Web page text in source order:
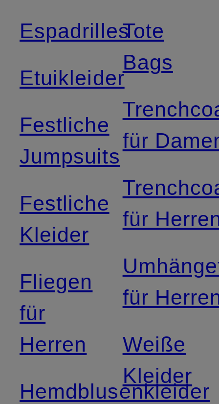
Espadrilles
Etuikleider
Festliche
Jumpsuits
Festliche
Kleider
Fliegen
für
Herren
Hemdblusenkleider
Tote
Bags
für
für
für
Weiße
Kleider